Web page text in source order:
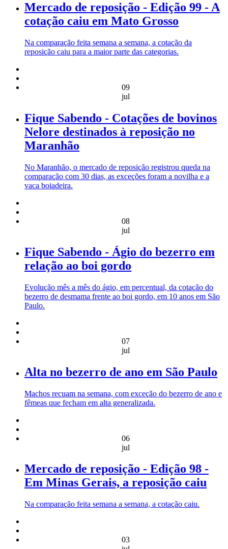
Mercado de reposição - Edição 99 - A
cotação caiu em Mato Grosso
Na comparação feita semana a semana, a cotação da
reposição caiu para a maior parte das categorias.
09
jul
Fique Sabendo - Cotações de bovinos
Nelore destinados à reposição no
Maranhão
No Maranhão, o mercado de reposição registrou queda na
comparação com 30 dias, as exceções foram a novilha e a
vaca boiadeira.
08
jul
Fique Sabendo - Ágio do bezerro em
relação ao boi gordo
Evolução mês a mês do ágio, em percentual, da cotação do
bezerro de desmama frente ao boi gordo, em 10 anos em São
Paulo.
07
jul
Alta no bezerro de ano em São Paulo
Machos recuam na semana, com exceção do bezerro de ano e
fêmeas que fecham em alta generalizada.
06
jul
Mercado de reposição - Edição 98 -
Em Minas Gerais, a reposição caiu
Na comparação feita semana a semana, a cotação caiu.
03